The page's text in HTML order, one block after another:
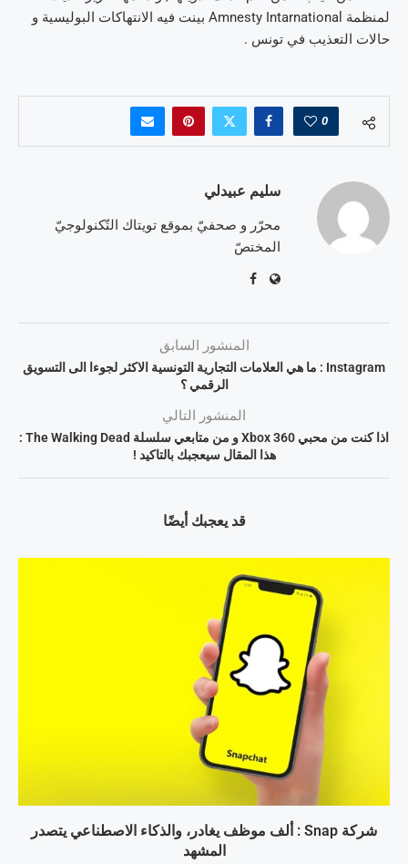
لمنظمة Amnesty Intarnational بينت فيه الانتهاكات البوليسية و
حالات التعذيب في تونس .
0
سليم عبيدلي
محرّر و صحفيّ بموقع تويتاك التّكنولوجيّ
المختصّ
المنشور السابق
Instagram : ما هي العلامات التجارية التونسية الاكثر لجوءا الى التسويق
الرقمي ؟
المنشور التالي
اذا كنت من محبي Xbox 360 و من متابعي سلسلة The Walking Dead :
هذا المقال سيعجبك بالتاكيد !
قد يعجبك أيضًا
شركة Snap : ألف موظف يغادر، والذكاء الاصطناعي يتصدر
المشهد